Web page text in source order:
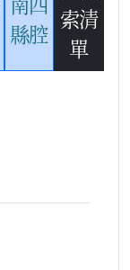
縣腔
索清
單